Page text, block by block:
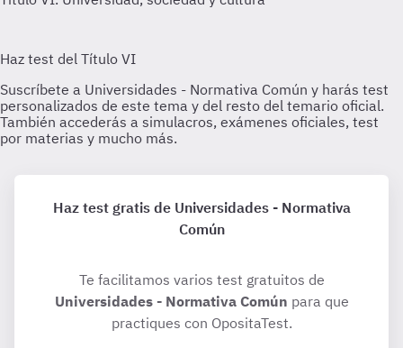
Haz test gratis de Universidades - Normativa
Común
Te facilitamos varios test gratuitos de
Universidades - Normativa Común para que
practiques con OpositaTest.